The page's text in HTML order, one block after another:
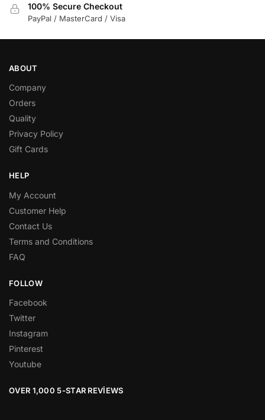
100% Secure Checkout
PayPal / MasterCard / Visa
ABOUT
Company
Orders
Quality
Privacy Policy
Gift Cards
HELP
My Account
Customer Help
Contact Us
Terms and Conditions
FAQ
FOLLOW
Facebook
Twitter
Instagram
Pinterest
Youtube
OVER 1,000 5-STAR REVIEWS